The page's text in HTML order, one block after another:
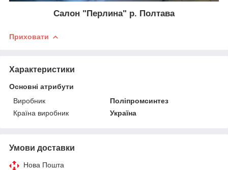
Салон "Перлина" р. Полтава
Приховати
Характеристики
Основні атрибути
Виробник
Поліпромсинтез
Країна виробник
Україна
Умови доставки
Нова Пошта